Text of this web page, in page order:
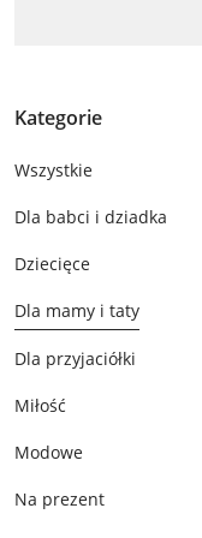
Kategorie
Wszystkie
Dla babci i dziadka
Dziecięce
Dla mamy i taty
Dla przyjaciółki
Miłość
Modowe
Na prezent